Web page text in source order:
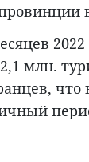
2022
млн.
что